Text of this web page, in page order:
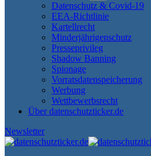
Datenschutz & Covid-19
EEA-Richtlinie
Kartellrecht
Minderjährigenschutz
Presseprivileg
Shadow Banning
Spionage
Vorratsdatenspeicherung
Werbung
Wettbewerbsrecht
Über datenschutzticker.de
Newsletter